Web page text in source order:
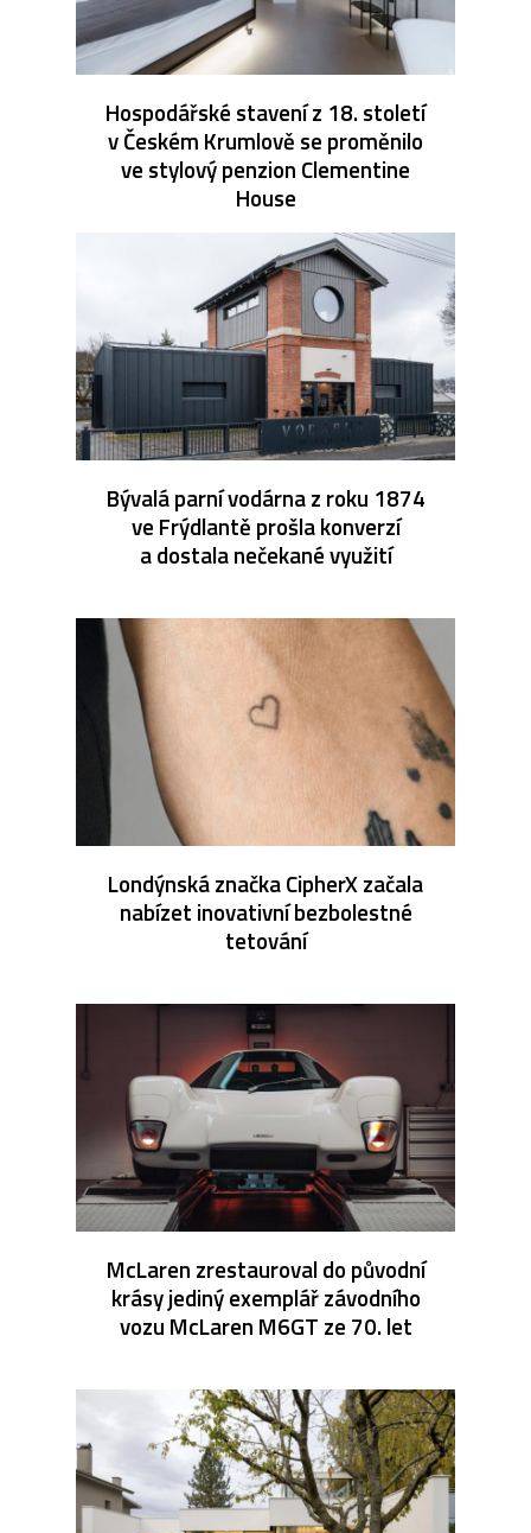
Hospodářské stavení z 18. století
v Českém Krumlově se proměnilo
ve stylový penzion Clementine
House
Bývalá parní vodárna z roku 1874
ve Frýdlantě prošla konverzí
a dostala nečekané využití
Londýnská značka CipherX začala
nabízet inovativní bezbolestné
tetování
McLaren zrestauroval do původní
krásy jediný exemplář závodního
vozu McLaren M6GT ze 70. let